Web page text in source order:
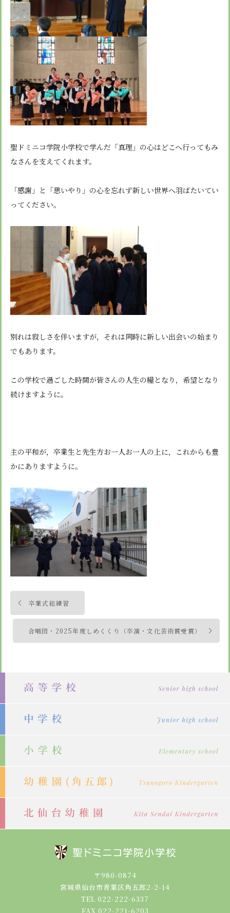
聖ドミニコ学院小学校で学んだ「真理」の心はどこへ行ってもみ
なさんを支えてくれます。
「感謝」と「思いやり」の心を忘れず新しい世界へ羽ばたいてい
ってください。
別れは寂しさを伴いますが，それは同時に新しい出会いの始まり
でもあります。
この学校で過ごした時間が皆さんの人生の糧となり，希望となり
続けますように。
主の平和が，卒業生と先生方お一人お一人の上に，これからも豊
かにありますように。
投
稿
ビ
卒業式総練習
合唱団・2025年度しめくくり（卒演・文化芸術賞受賞）
〒980-0874
宮城県仙台市青葉区角五郎2-2-14
TEL 022-222-6337
FAX 022-221-6203